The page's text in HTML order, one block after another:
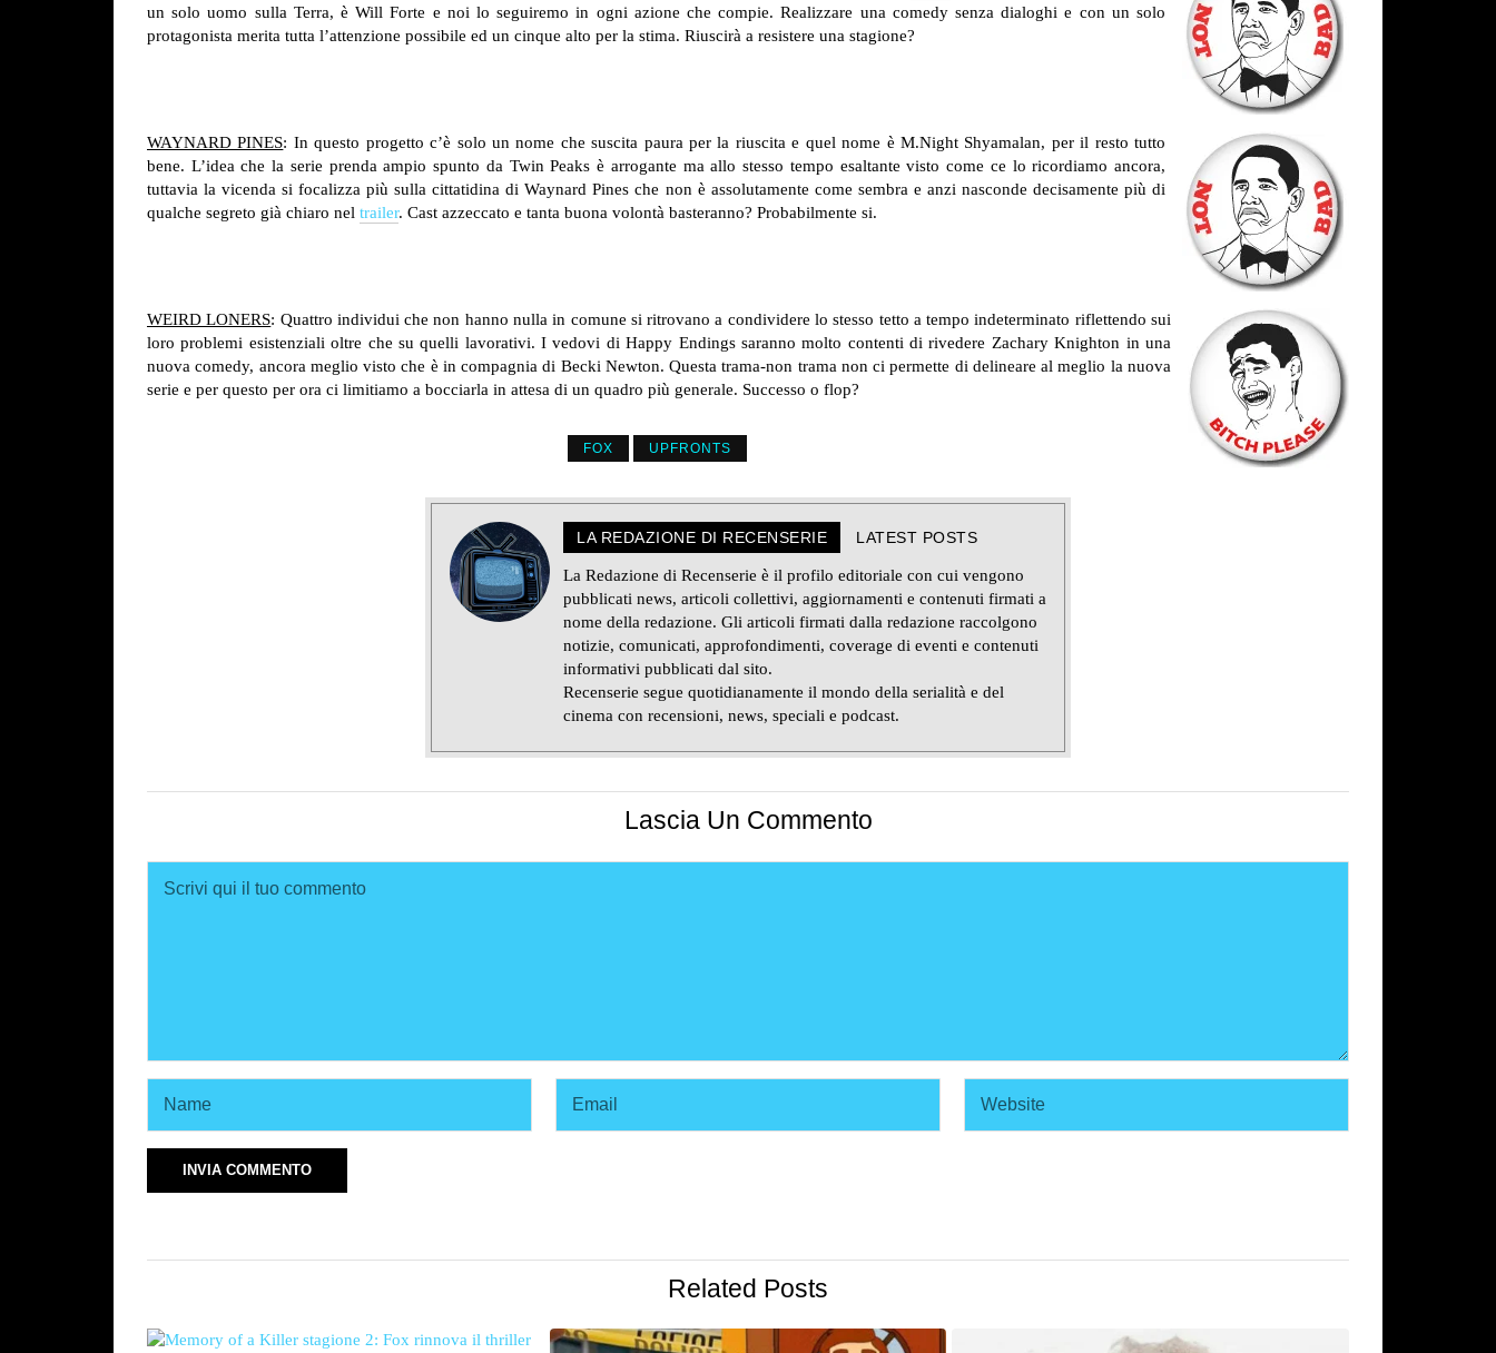
un solo uomo sulla Terra, è Will Forte e noi lo seguiremo in ogni azione che compie. Realizzare una comedy senza dialoghi e con un solo
protagonista merita tutta l’attenzione possibile ed un cinque alto per la stima. Riuscirà a resistere una stagione?
WAYNARD PINES: In questo progetto c’è solo un nome che suscita paura per la riuscita e quel nome è M.Night Shyamalan, per il resto tutto
bene. L’idea che la serie prenda ampio spunto da Twin Peaks è arrogante ma allo stesso tempo esaltante visto come ce lo ricordiamo ancora,
tuttavia la vicenda si focalizza più sulla cittatidina di Waynard Pines che non è assolutamente come sembra e anzi nasconde decisamente più di
qualche segreto già chiaro nel trailer. Cast azzeccato e tanta buona volontà basteranno? Probabilmente si.
WEIRD LONERS: Quattro individui che non hanno nulla in comune si ritrovano a condividere lo stesso tetto a tempo indeterminato riflettendo sui
loro problemi esistenziali oltre che su quelli lavorativi. I vedovi di Happy Endings saranno molto contenti di rivedere Zachary Knighton in una
nuova comedy, ancora meglio visto che è in compagnia di Becki Newton. Questa trama-non trama non ci permette di delineare al meglio la nuova
serie e per questo per ora ci limitiamo a bocciarla in attesa di un quadro più generale. Successo o flop?
FOX UPFRONTS
LA REDAZIONE DI RECENSERIE LATEST POSTS
La Redazione di Recenserie è il profilo editoriale con cui vengono
pubblicati news, articoli collettivi, aggiornamenti e contenuti firmati a
nome della redazione. Gli articoli firmati dalla redazione raccolgono
notizie, comunicati, approfondimenti, coverage di eventi e contenuti
informativi pubblicati dal sito.
Recenserie segue quotidianamente il mondo della serialità e del
cinema con recensioni, news, speciali e podcast.
Lascia Un Commento
Related Posts